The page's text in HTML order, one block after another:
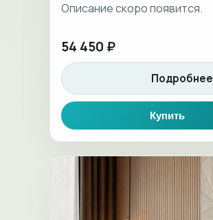
Описание скоро появится.
54 450 ₽
Подробнее
Купить